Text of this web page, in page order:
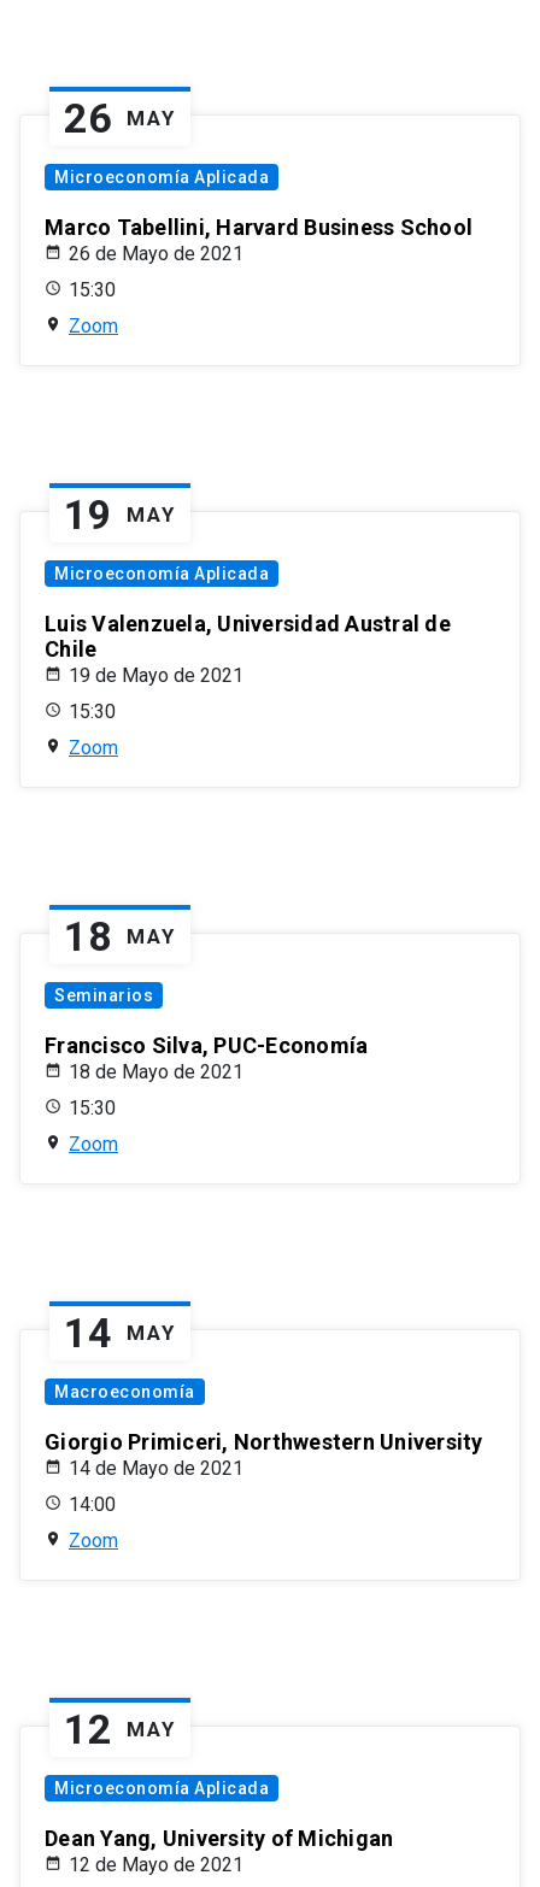
26 MAY
Microeconomía Aplicada
Marco Tabellini, Harvard Business School
26 de Mayo de 2021
15:30
Zoom
19 MAY
Microeconomía Aplicada
Luis Valenzuela, Universidad Austral de
Chile
19 de Mayo de 2021
15:30
Zoom
18 MAY
Seminarios
Francisco Silva, PUC-Economía
18 de Mayo de 2021
15:30
Zoom
14 MAY
Macroeconomía
Giorgio Primiceri, Northwestern University
14 de Mayo de 2021
14:00
Zoom
12 MAY
Microeconomía Aplicada
Dean Yang, University of Michigan
12 de Mayo de 2021